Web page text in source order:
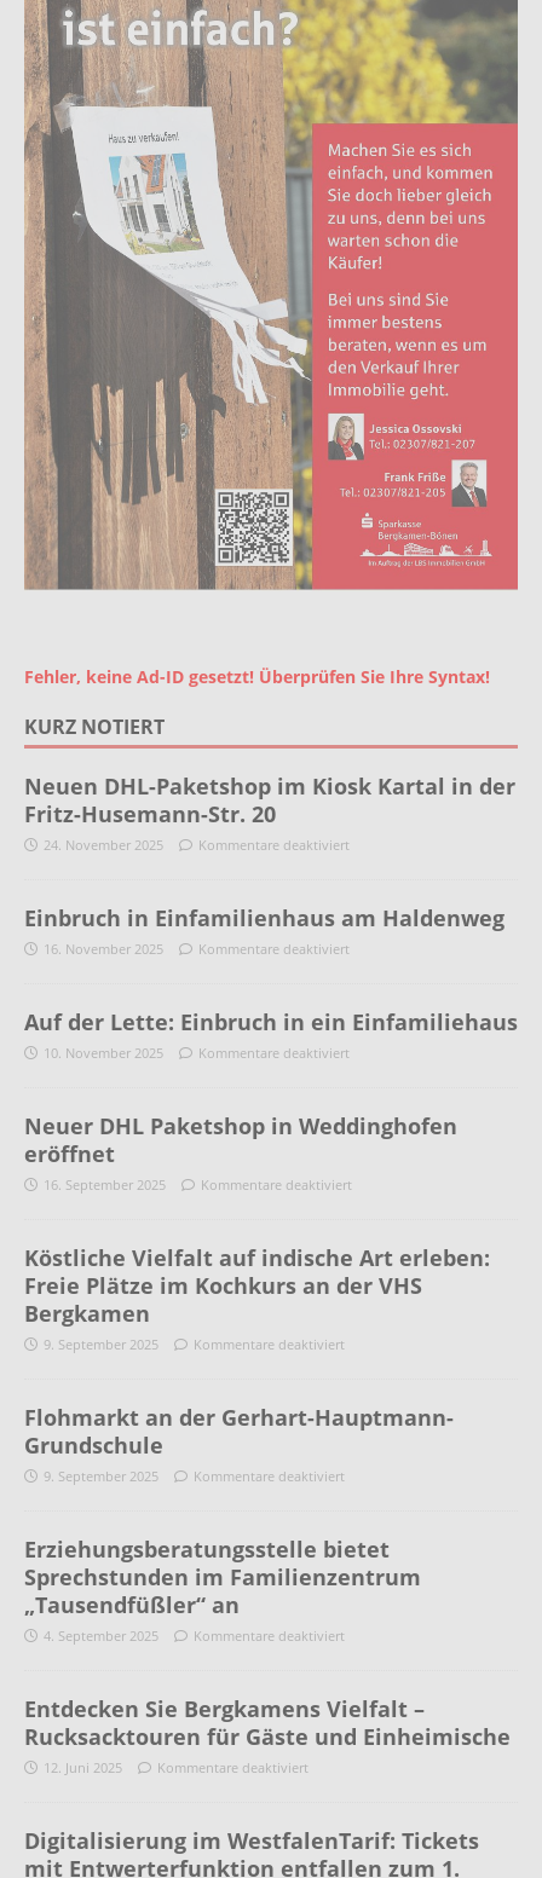
Fehler, keine Ad-ID gesetzt! Überprüfen Sie Ihre Syntax!
KURZ NOTIERT
Neuen DHL-Paketshop im Kiosk Kartal in der
Fritz-Husemann-Str. 20
24. November 2025 Kommentare deaktiviert
Einbruch in Einfamilienhaus am Haldenweg
16. November 2025 Kommentare deaktiviert
Auf der Lette: Einbruch in ein Einfamiliehaus
10. November 2025 Kommentare deaktiviert
Neuer DHL Paketshop in Weddinghofen
eröffnet
16. September 2025 Kommentare deaktiviert
Köstliche Vielfalt auf indische Art erleben:
Freie Plätze im Kochkurs an der VHS
Bergkamen
9. September 2025 Kommentare deaktiviert
Flohmarkt an der Gerhart-Hauptmann-
Grundschule
9. September 2025 Kommentare deaktiviert
Erziehungsberatungsstelle bietet
Sprechstunden im Familienzentrum
„Tausendfüßler“ an
4. September 2025 Kommentare deaktiviert
Entdecken Sie Bergkamens Vielfalt –
Rucksacktouren für Gäste und Einheimische
12. Juni 2025 Kommentare deaktiviert
Digitalisierung im WestfalenTarif: Tickets
mit Entwerterfunktion entfallen zum 1.